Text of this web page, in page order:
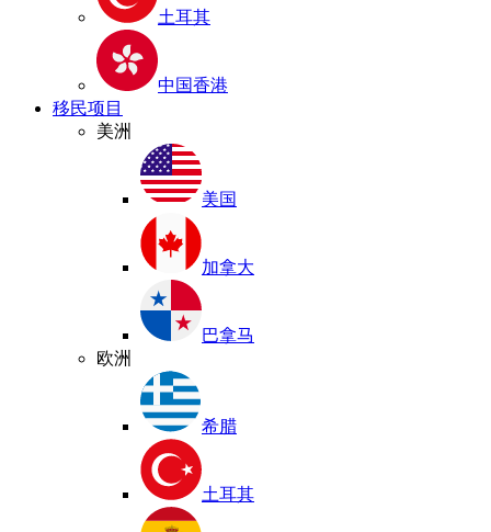
土耳其
中国香港
移民项目
美洲
美国
加拿大
巴拿马
欧洲
希腊
土耳其